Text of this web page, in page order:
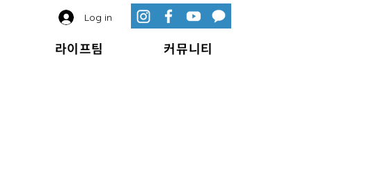
Log in
라이프팀 커뮤니티